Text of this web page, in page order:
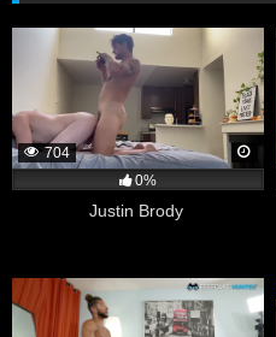
704
0%
Justin Brody